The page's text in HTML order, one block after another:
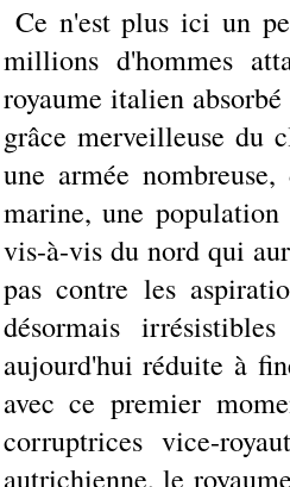
Ce n'est plus ici un
millions d'hommes
royaume italien
grâce merveilleuse
une armée
marine, une
vis-à-vis du nord qui
pas contre les
désormais
aujourd'hui réduite à
avec ce premier
corruptrices vice-
autrichienne, le